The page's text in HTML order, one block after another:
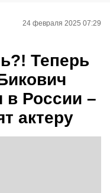
Теперь
в России –
актеру
24 февраля 2025 07:29